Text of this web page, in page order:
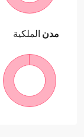
مدن الملكية